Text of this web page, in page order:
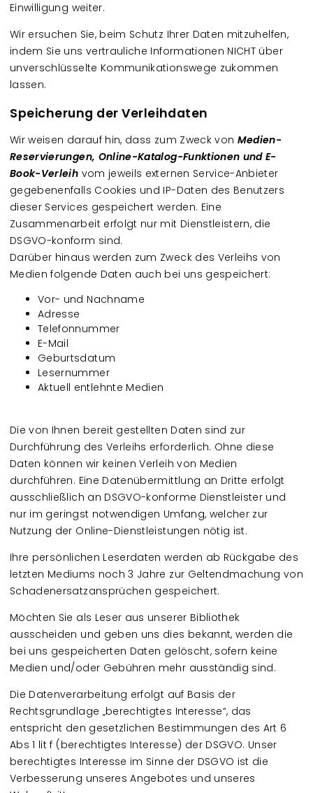
Einwilligung weiter.
Wir ersuchen Sie, beim Schutz Ihrer Daten mitzuhelfen,
indem Sie uns vertrauliche Informationen NICHT über
unverschlüsselte Kommunikationswege zukommen
lassen.
Speicherung der Verleihdaten
Wir weisen darauf hin, dass zum Zweck von Medien-
Reservierungen, Online-Katalog-Funktionen und E-
Book-Verleih vom jeweils externen Service-Anbieter
gegebenenfalls Cookies und IP-Daten des Benutzers
dieser Services gespeichert werden. Eine
Zusammenarbeit erfolgt nur mit Dienstleistern, die
DSGVO-konform sind.
Darüber hinaus werden zum Zweck des Verleihs von
Medien folgende Daten auch bei uns gespeichert:
Vor- und Nachname
Adresse
Telefonnummer
E-Mail
Geburtsdatum
Lesernummer
Aktuell entlehnte Medien
Die von Ihnen bereit gestellten Daten sind zur
Durchführung des Verleihs erforderlich. Ohne diese
Daten können wir keinen Verleih von Medien
durchführen. Eine Datenübermittlung an Dritte erfolgt
ausschließlich an DSGVO-konforme Dienstleister und
nur im geringst notwendigen Umfang, welcher zur
Nutzung der Online-Dienstleistungen nötig ist.
Ihre persönlichen Leserdaten werden ab Rückgabe des
letzten Mediums noch 3 Jahre zur Geltendmachung von
Schadenersatzansprüchen gespeichert.
Möchten Sie als Leser aus unserer Bibliothek
ausscheiden und geben uns dies bekannt, werden die
bei uns gespeicherten Daten gelöscht, sofern keine
Medien und/oder Gebühren mehr ausständig sind.
Die Datenverarbeitung erfolgt auf Basis der
Rechtsgrundlage „berechtigtes Interesse“, das
entspricht den gesetzlichen Bestimmungen des Art 6
Abs 1 lit f (berechtigtes Interesse) der DSGVO. Unser
berechtigtes Interesse im Sinne der DSGVO ist die
Verbesserung unseres Angebotes und unseres